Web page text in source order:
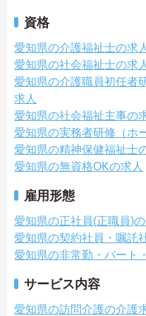
資格
愛知県の介護福祉士の求人
愛知県の社会福祉士の求人
愛知県の介護職員初任者
求人
愛知県の社会福祉主事の
愛知県の実務者研修（ホ
愛知県の精神保健福祉士
愛知県の無資格OKの求人
雇用形態
愛知県の正社員(正職員)
愛知県の契約社員・嘱託
愛知県の非常勤・パート
サービス内容
愛知県の訪問介護の介護